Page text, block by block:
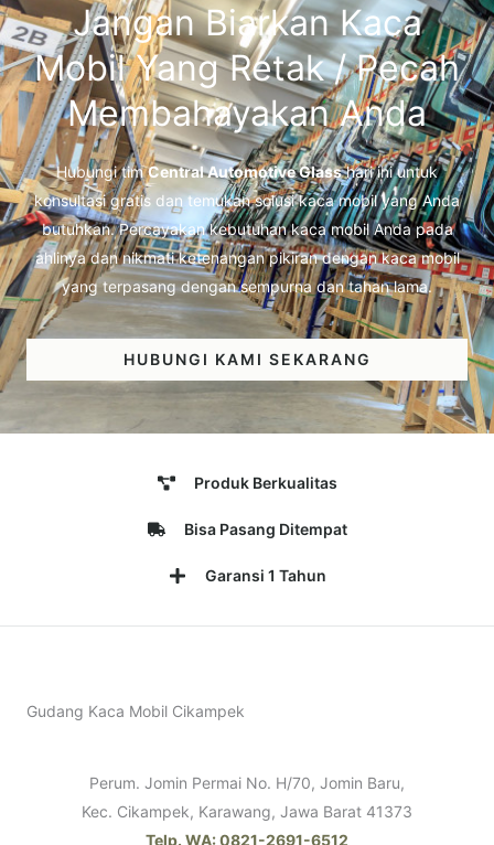
Jangan Biarkan Kaca
Mobil Yang Retak / Pecah
Membahayakan Anda
Hubungi timCentral Automotive Glasshari ini untuk
konsultasi gratis dan temukan solusi kaca mobil yang Anda
butuhkan. Percayakan kebutuhan kaca mobil Anda pada
ahlinya dan nikmati ketenangan pikiran dengan kaca mobil
yang terpasang dengan sempurna dan tahan lama.
HUBUNGI KAMI SEKARANG
Produk Berkualitas
Bisa Pasang Ditempat
Garansi 1 Tahun
Gudang Kaca Mobil Cikampek
Perum. Jomin Permai No. H/70, Jomin Baru,
Kec. Cikampek, Karawang, Jawa Barat 41373
Telp. WA: 0821-2691-6512